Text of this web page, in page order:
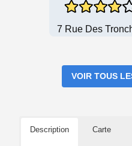
7 Rue Des
VOIR TOUS
Description Carte